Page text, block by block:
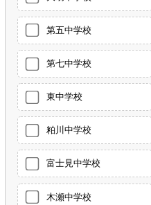
第五中学校
第七中学校
東中学校
粕川中学校
富士見中学校
木瀬中学校